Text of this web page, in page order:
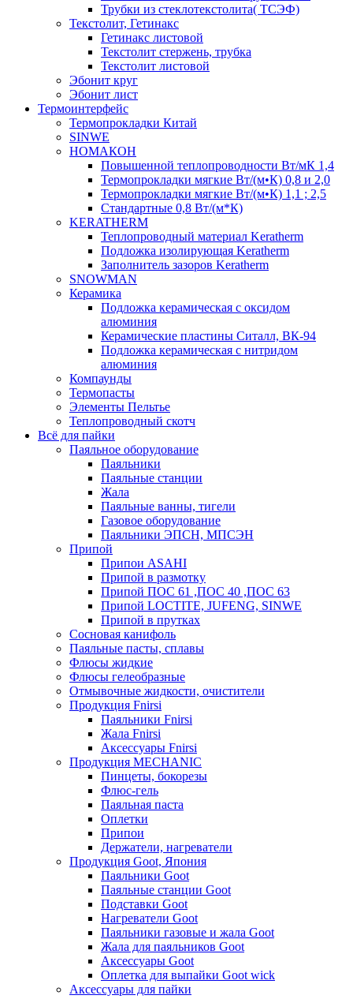
Трубки из стеклотекстолита( ТСЭФ)
Текстолит, Гетинакс
Гетинакс листовой
Текстолит стержень, трубка
Текстолит листовой
Эбонит круг
Эбонит лист
Термоинтерфейс
Термопрокладки Китай
SINWE
НОМАКОН
Повышенной теплопроводности Вт/мК 1,4
Термопрокладки мягкие Вт/(м•К) 0,8 и 2,0
Термопрокладки мягкие Вт/(м•К) 1,1 ; 2,5
Стандартные 0,8 Вт/(м*К)
KERATHERM
Теплопроводный материал Keratherm
Подложка изолирующая Keratherm
Заполнитель зазоров Keratherm
SNOWMAN
Керамика
Подложка керамическая с оксидом
алюминия
Керамические пластины Ситалл, ВК-94
Подложка керамическая с нитридом
алюминия
Компаунды
Термопасты
Элементы Пельтье
Теплопроводный скотч
Всё для пайки
Паяльное оборудование
Паяльники
Паяльные станции
Жала
Паяльные ванны, тигели
Газовое оборудование
Паяльники ЭПСН, МПСЭН
Припой
Припои ASAHI
Припой в размотку
Припой ПОС 61 ,ПОС 40 ,ПОС 63
Припой LOCTITE, JUFENG, SINWE
Припой в прутках
Сосновая канифоль
Паяльные пасты, сплавы
Флюсы жидкие
Флюсы гелеобразные
Отмывочные жидкости, очистители
Продукция Fnirsi
Паяльники Fnirsi
Жала Fnirsi
Аксессуары Fnirsi
Продукция MECHANIC
Пинцеты, бокорезы
Флюс-гель
Паяльная паста
Оплетки
Припои
Держатели, нагреватели
Продукция Goot, Япония
Паяльники Goot
Паяльные станции Goot
Подставки Goot
Нагреватели Goot
Паяльники газовые и жала Goot
Жала для паяльников Goot
Аксессуары Goot
Оплетка для выпайки Goot wick
Аксессуары для пайки